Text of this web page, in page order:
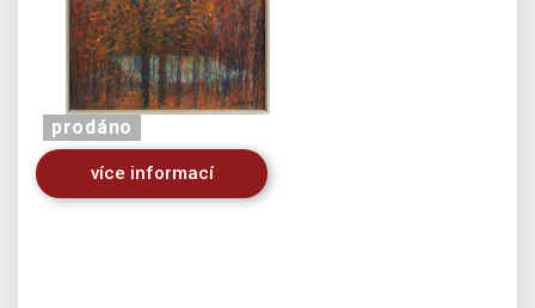
prodáno
více informací